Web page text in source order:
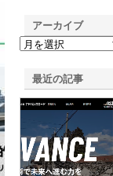
アーカイブ
最近の記事